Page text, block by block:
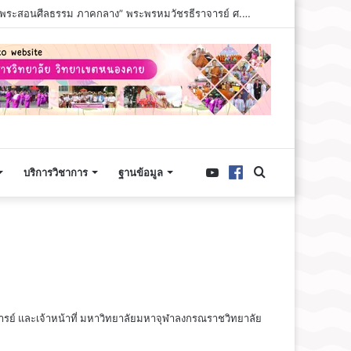
เจ้าคุณพระสินีนาถ พิลาสกัลยาณี เป็นประธานเปิด “โครงการปูทางสู่การตื่นรู้ ธรรมนาวา “วัง” ภาคพระสอนศีลธรรม ภาคกลาง” พระพรหมวัชรธีราจารย์ ศ.ดร. อธิการบดีมหาวิทยาลัยมหาจุฬาลงกรณราชวิทยาลัย องค์ประธานสงฆ์ การนี้ พระภาวนาวัชรมุนีวัชรมุนี ดร. รองอธิการบดี มจร วิทยาเขตหนองคาย และคณะ ร่วมในพิธีครั้งนี้ วันพุธที่ ๕ สิงหาคม พ.ศ. ๒๕๖๙ เวลา ๐๙.๐๐ น. ณ อาคาร มวก.๔๘ พรรษา มหาวิทยาลัยมหาจุฬาลงกรณราชวิทยาลัย ตำบลลำไทร อำเภอวังน้อย จังหวัดพระนครศรีอยุธยา
บริการวิชาการ ฐานข้อมูล
ย์ และเจ้าหน้าที่ มหาวิทยาลัยมหาจุฬาลงกรณราชวิทยาลัย